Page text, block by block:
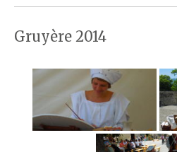
Gruyère 2014